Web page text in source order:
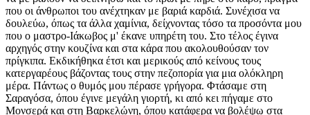
που οι άνθρωποι του ανέχτηκαν με βαριά καρδιά. Συνέχισα να
δουλεύω, όπως τα άλλα χαμίνια, δείχνοντας τόσο τα προσόντα μου
που ο μαστρο-Ιάκωβος μ' έκανε υπηρέτη του. Στο τέλος έγινα
αρχηγός στην κουζίνα και στα κάρα που ακολουθούσαν τον
πρίγκιπα. Εκδικήθηκα έτσι και μερικούς από κείνους τους
κατεργαρέους βάζοντας τους στην πεζοπορία για μια ολόκληρη
μέρα. Πάντως ο θυμός μου πέρασε γρήγορα. Φτάσαμε στη
Σαραγόσα, όπου έγινε μεγάλη γιορτή, κι από κει πήγαμε στο
Μονσερά και στη Βαρκελώνη, όπου κατάφερα να βολέψω στα